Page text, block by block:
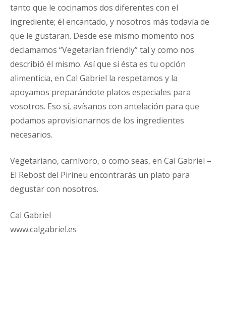
tanto que le cocinamos dos diferentes con el
ingrediente; él encantado, y nosotros más todavía de
que le gustaran. Desde ese mismo momento nos
declamamos “Vegetarian friendly” tal y como nos
describió él mismo. Así que si ésta es tu opción
alimenticia, en Cal Gabriel la respetamos y la
apoyamos preparándote platos especiales para
vosotros. Eso sí, avísanos con antelación para que
podamos aprovisionarnos de los ingredientes
necesarios.
Vegetariano, carnívoro, o como seas, en Cal Gabriel –
El Rebost del Pirineu encontrarás un plato para
degustar con nosotros.
Cal Gabriel
www.calgabriel.es